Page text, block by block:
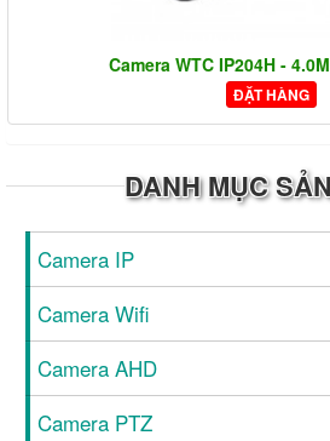
Camera WTC IP204H -
ĐẶT HÀNG
DANH MỤC
Camera IP
Camera Wifi
Camera AHD
Camera PTZ